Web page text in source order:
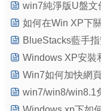
win7純淨版U盤文
如何在Win XP下
BlueStacks藍手
Windows XP安裝
Win7如何加快網
win7/win8/win8.1